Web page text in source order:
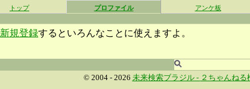
トップ プロファイル アンケ板
新規登録するといろんなことに使えますよ。
© 2004 - 2026 未来検索ブラジル - ２ちゃんねる